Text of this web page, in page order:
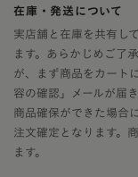
在庫・発送について
実店舗と在庫を共有し
ます。あらかじめご了
が、まず商品をカート
容の確認」メールが届
商品確保ができた場合
注文確定となります。
ます。